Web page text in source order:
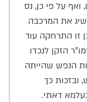
ואף על פי כן, נס
את המרכבה
זו התרחקה עוד
הזקן לנכדו
הנפש שהייתה
ובזכות כך
דאתי.